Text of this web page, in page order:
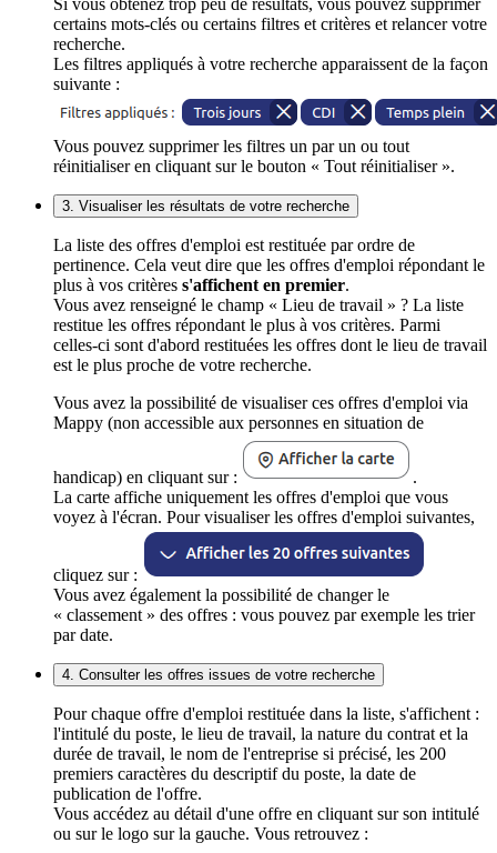
certains mots-clés ou certains filtres et critères et relancer votre
recherche.
Les filtres appliqués à votre recherche apparaissent de la façon
suivante :
Vous pouvez supprimer les filtres un par un ou tout
réinitialiser en cliquant sur le bouton « Tout réinitialiser ».
3. Visualiser les résultats de votre recherche
La liste des offres d'emploi est restituée par ordre de
pertinence. Cela veut dire que les offres d'emploi répondant le
plus à vos critères s'affichent en premier.
Vous avez renseigné le champ « Lieu de travail » ? La liste
restitue les offres répondant le plus à vos critères. Parmi
celles-ci sont d'abord restituées les offres dont le lieu de travail
est le plus proche de votre recherche.
Vous avez la possibilité de visualiser ces offres d'emploi via
Mappy (non accessible aux personnes en situation de
handicap) en cliquant sur :
.
La carte affiche uniquement les offres d'emploi que vous
voyez à l'écran. Pour visualiser les offres d'emploi suivantes,
cliquez sur :
Vous avez également la possibilité de changer le
« classement » des offres : vous pouvez par exemple les trier
par date.
4. Consulter les offres issues de votre recherche
Pour chaque offre d'emploi restituée dans la liste, s'affichent :
l'intitulé du poste, le lieu de travail, la nature du contrat et la
durée de travail, le nom de l'entreprise si précisé, les 200
premiers caractères du descriptif du poste, la date de
publication de l'offre.
Vous accédez au détail d'une offre en cliquant sur son intitulé
ou sur le logo sur la gauche. Vous retrouvez :